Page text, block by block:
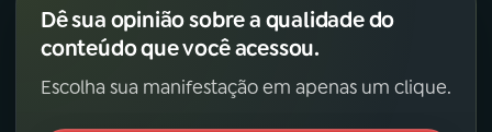
Dê sua opinião sobre a qualidade do
conteúdo que você acessou.
Escolha sua manifestação em apenas um clique.